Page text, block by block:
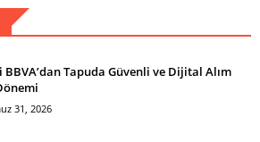
Tapuda Güvenli ve Dijital Alım
31, 2026